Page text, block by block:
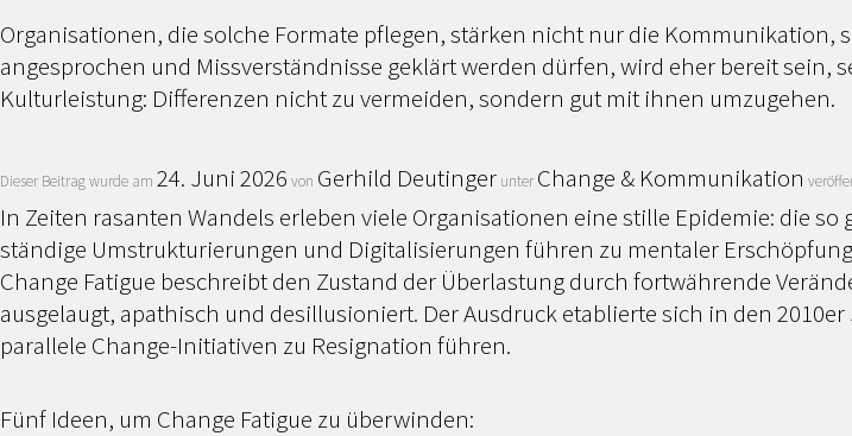
Organisationen, die solche Formate pflegen, stärken nicht nur die Kommunikation,
angesprochen und Missverständnisse geklärt werden dürfen, wird eher bereit sein,
Kulturleistung: Differenzen nicht zu vermeiden, sondern gut mit ihnen umzugehen.
Dieser Beitrag wurde am 24. Juni 2026 von Gerhild Deutinger unter Change & Kommunikation
In Zeiten rasanten Wandels erleben viele Organisationen eine stille Epidemie: die
ständige Umstrukturierungen und Digitalisierungen führen zu mentaler
Change Fatigue beschreibt den Zustand der Überlastung durch fortwährende
ausgelaugt, apathisch und desillusioniert. Der Ausdruck etablierte sich in den
parallele Change-Initiativen zu Resignation führen.
Fünf Ideen, um Change Fatigue zu überwinden: